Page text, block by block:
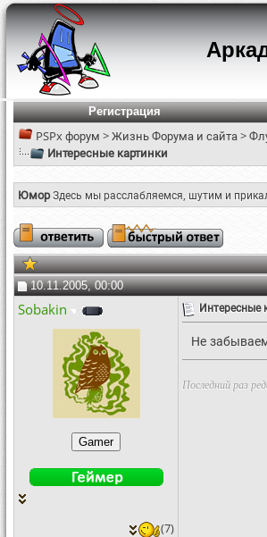
Регистрация
PSPx форум >Жизнь Форума и сайта>
Интересные картинки
ЮморЗдесь мы расслабляемся, шутим и
10.11.2005, 00:00
Sobakin Интересные
Не
Последний раз
(7)